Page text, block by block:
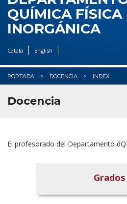
HERRAMIENTAS TIC
QUÍMICA FÍSICA
INORGÁNICA
Català English
PORTADA DOCENCIA INDEX
Docencia
El profesorado del Departamento
Grados